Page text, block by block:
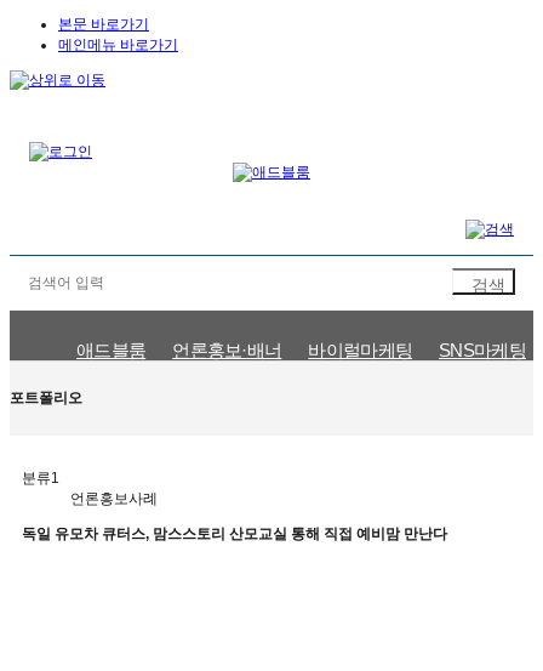
본문 바로가기
메인메뉴 바로가기
애드블룸 언론홍보·배너 바이럴마케팅 SNS마케팅
언론홍보사례
포트폴리오
분류1
언론홍보사례
독일 유모차 큐터스, 맘스스토리 산모교실 통해 직접 예비맘 만난다